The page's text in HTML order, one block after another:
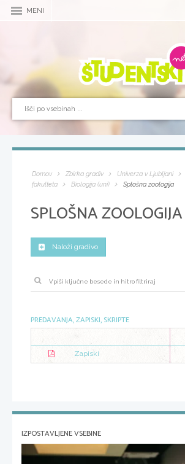
MENI
Domov Zbirka gradiv Univerza v Ljubljani
fakulteta
Biologija (uni) Splošna zoologija
SPLOŠNA ZOOLOGIJA
Naloži gradivo
PREDAVANJA, ZAPISKI, SKRIPTE
Zapiski
IZPOSTAVLJENE VSEBINE